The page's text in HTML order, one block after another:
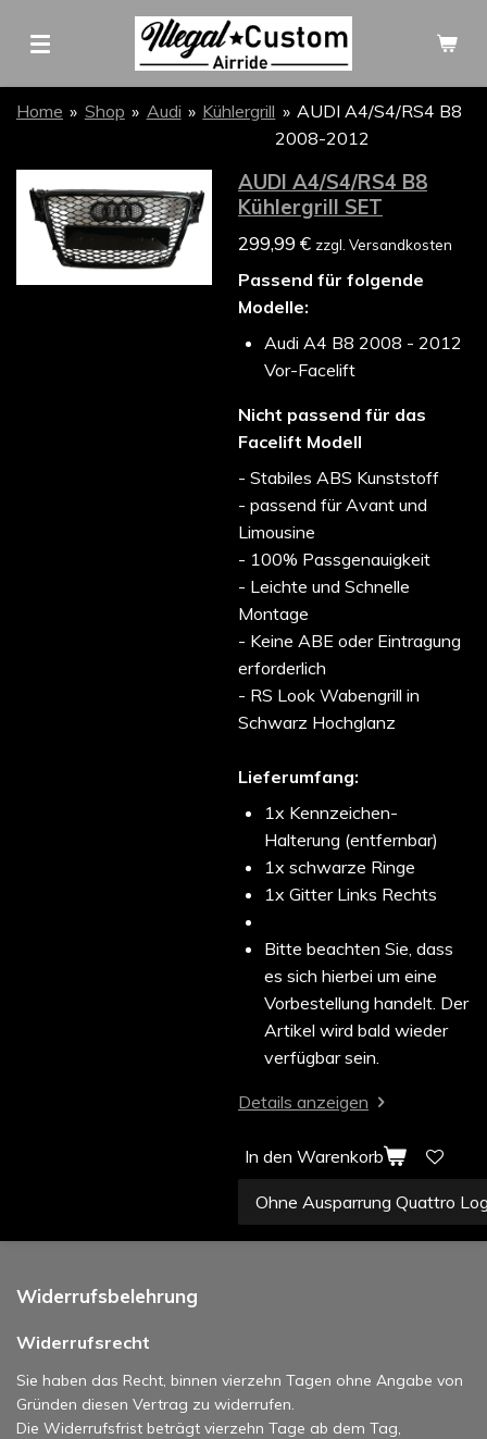
Hauptinhalt
Home » Shop » Audi » Kühlergrill » AUDI A4/S4/RS4 B8
2008-2012
AUDI A4/S4/RS4 B8
Kühlergrill SET
299,99 € zzgl. Versandkosten
Passend für folgende
Modelle:
Audi A4 B8 2008 - 2012
Vor-Facelift
Nicht passend für das
Facelift Modell
- Stabiles ABS Kunststoff
- passend für Avant und
Limousine
- 100% Passgenauigkeit
- Leichte und Schnelle
Montage
- Keine ABE oder Eintragung
erforderlich
- RS Look Wabengrill in
Schwarz Hochglanz
Lieferumfang:
1x Kennzeichen-
Halterung (entfernbar)
1x schwarze Ringe
1x Gitter Links Rechts
Bitte beachten Sie, dass
es sich hierbei um eine
Vorbestellung handelt. Der
Artikel wird bald wieder
verfügbar sein.
Details anzeigen
In den Warenkorb
Widerrufsbelehrung
Widerrufsrecht
Sie haben das Recht, binnen vierzehn Tagen ohne Angabe von
Gründen diesen Vertrag zu widerrufen.
Die Widerrufsfrist beträgt vierzehn Tage ab dem Tag,